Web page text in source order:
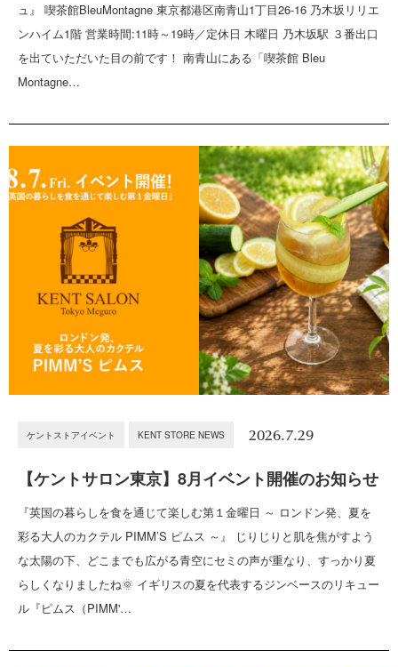
ュ』 喫茶館BleuMontagne 東京都港区南青山1丁目26-16 乃木坂リリエ
ンハイム1階 営業時間:11時～19時／定休日 木曜日 乃木坂駅 ３番出口
を出ていただいた目の前です！ 南青山にある「喫茶館 Bleu
Montagne…
ケントストアイベント KENT STORE NEWS 2026.7.29
【ケントサロン東京】8月イベント開催のお知らせ
『英国の暮らしを食を通じて楽しむ第１金曜日 ～ ロンドン発、夏を
彩る大人のカクテル PIMM’S ピムス ～』 じりじりと肌を焦がすよう
な太陽の下、どこまでも広がる青空にセミの声が重なり、すっかり夏
らしくなりましたね🌞 イギリスの夏を代表するジンベースのリキュー
ル『ピムス（PIMM'…